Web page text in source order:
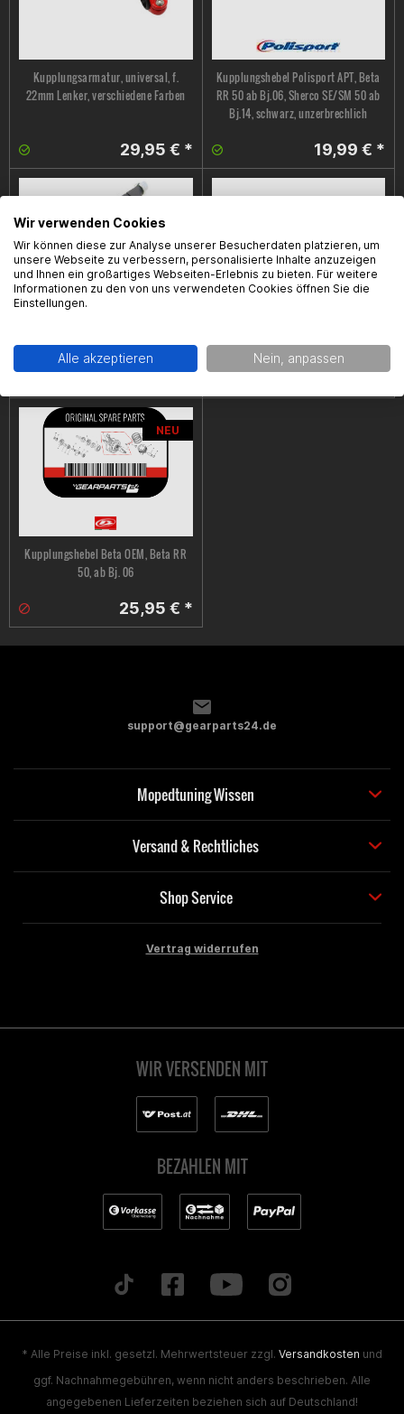
Kupplungsarmatur, universal, f.
22mm Lenker, verschiedene Farben
29,95 € *
Kupplungshebel Polisport APT, Beta
RR 50 ab Bj.06, Sherco SE/SM 50 ab
Bj.14, schwarz, unzerbrechlich
19,99 € *
GSM/H@K
RR Bj. 06-15, schwarz, Länge 145mm
NEU
Kupplungshebel Beta OEM, Beta RR
50, ab Bj. 06
25,95 € *
support@gearparts24.de
Mopedtuning Wissen
Versand & Rechtliches
Shop Service
Vertrag widerrufen
WIR VERSENDEN MIT
BEZAHLEN MIT
* Alle Preise inkl. gesetzl. Mehrwertsteuer zzgl. Versandkosten und
ggf. Nachnahmegebühren, wenn nicht anders beschrieben. Alle
angegebenen Lieferzeiten beziehen sich auf Deutschland!
Wir verwenden Cookies
Wir können diese zur Analyse unserer Besucherdaten platzieren, um
unsere Webseite zu verbessern, personalisierte Inhalte anzuzeigen
und Ihnen ein großartiges Webseiten-Erlebnis zu bieten. Für weitere
Informationen zu den von uns verwendeten Cookies öffnen Sie die
Einstellungen.
Alle akzeptieren Nein, anpassen